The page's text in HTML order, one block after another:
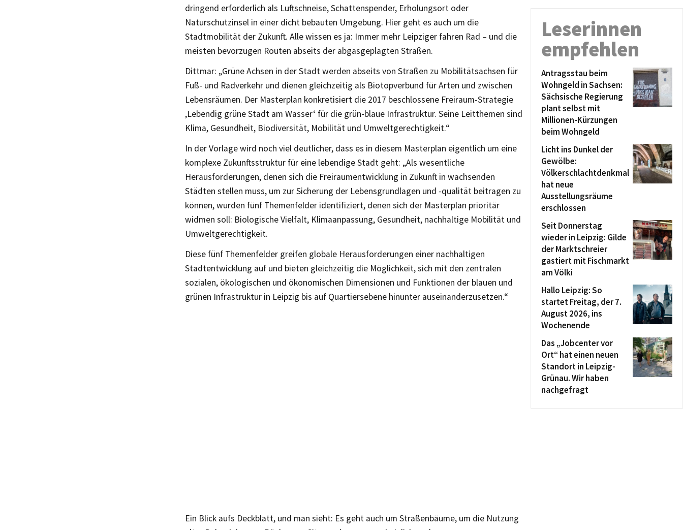
dringend erforderlich als Luftschneise, Schattenspender, Erholungsort oder
Naturschutzinsel in einer dicht bebauten Umgebung. Hier geht es auch um die
Stadtmobilität der Zukunft. Alle wissen es ja: Immer mehr Leipziger fahren Rad – und die
meisten bevorzugen Routen abseits der abgasgeplagten Straßen.
Dittmar: „Grüne Achsen in der Stadt werden abseits von Straßen zu Mobilitätsachsen für
Fuß- und Radverkehr und dienen gleichzeitig als Biotopverbund für Arten und zwischen
Lebensräumen. Der Masterplan konkretisiert die 2017 beschlossene Freiraum-Strategie
,Lebendig grüne Stadt am Wasser‘ für die grün-blaue Infrastruktur. Seine Leitthemen sind
Klima, Gesundheit, Biodiversität, Mobilität und Umweltgerechtigkeit.“
In der Vorlage wird noch viel deutlicher, dass es in diesem Masterplan eigentlich um eine
komplexe Zukunftsstruktur für eine lebendige Stadt geht: „Als wesentliche
Herausforderungen, denen sich die Freiraumentwicklung in Zukunft in wachsenden
Städten stellen muss, um zur Sicherung der Lebensgrundlagen und -qualität beitragen zu
können, wurden fünf Themenfelder identifiziert, denen sich der Masterplan prioritär
widmen soll: Biologische Vielfalt, Klimaanpassung, Gesundheit, nachhaltige Mobilität und
Umweltgerechtigkeit.
Diese fünf Themenfelder greifen globale Herausforderungen einer nachhaltigen
Stadtentwicklung auf und bieten gleichzeitig die Möglichkeit, sich mit den zentralen
sozialen, ökologischen und ökonomischen Dimensionen und Funktionen der blauen und
grünen Infrastruktur in Leipzig bis auf Quartiersebene hinunter auseinanderzusetzen.“
Ein Blick aufs Deckblatt, und man sieht: Es geht auch um Straßenbäume, um die Nutzung
Leserinnen
empfehlen
Antragsstau beim
Wohngeld in Sachsen:
Sächsische Regierung
plant selbst mit
Millionen-Kürzungen
beim Wohngeld
Licht ins Dunkel der
Gewölbe:
Völkerschlachtdenkmal
hat neue
Ausstellungsräume
erschlossen
Seit Donnerstag
wieder in Leipzig: Gilde
der Marktschreier
gastiert mit Fischmarkt
am Völki
Hallo Leipzig: So
startet Freitag, der 7.
August 2026, ins
Wochenende
Das „Jobcenter vor
Ort“ hat einen neuen
Standort in Leipzig-
Grünau. Wir haben
nachgefragt